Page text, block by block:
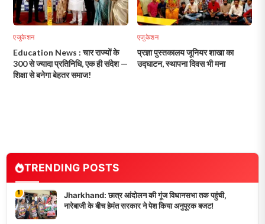
एजुकेशन
Education News : चार राज्यों के
300 से ज्यादा प्रतिनिधि, एक ही संदेश —
शिक्षा से बनेगा बेहतर समाज!
एजुकेशन
प्रज्ञा पुस्तकालय जूनियर शाखा का
उद्घाटन, स्थापना दिवस भी मना
TRENDING POSTS
1
Jharkhand: छात्र आंदोलन की गूंज विधानसभा तक पहुंची,
नारेबाजी के बीच हेमंत सरकार ने पेश किया अनुपूरक बजट!